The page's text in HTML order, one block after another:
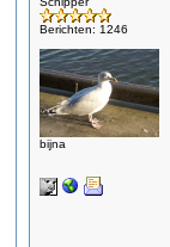
Berichten: 1246
bijna